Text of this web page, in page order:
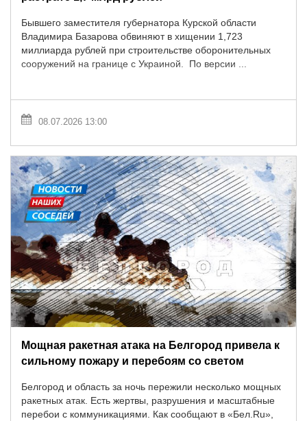
Бывшего заместителя губернатора Курской области
Владимира Базарова обвиняют в хищении 1,723
миллиарда рублей при строительстве оборонительных
сооружений на границе с Украиной. По версии ...
08.07.2026 13:00
Мощная ракетная атака на Белгород привела к
сильному пожару и перебоям со светом
Белгород и область за ночь пережили несколько мощных
ракетных атак. Есть жертвы, разрушения и масштабные
перебои с коммуникациями. Как сообщают в «Бел.Ru»,